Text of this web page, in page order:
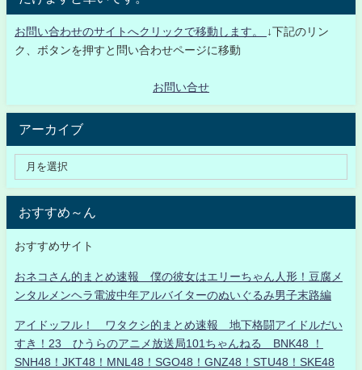
お問い合わせのサイトへクリックで移動します。
↓下記のリン
ク、ボタンを押すと問い合わせページに移動
お問い合せ
アーカイブ
おすすめ～ん
おすすめサイト
おネコさん的まとめ速報 僕の彼女はエリーちゃん人形！豆腐メ
ンタルメンヘラ電波中年アルバイターのぬいぐるみ男子末路編
アイドッフル！ ワタクシ的まとめ速報 地下格闘アイドルだい
すき！23 ひうらのアニメ放送局101ちゃんねる BNK48 ！
SNH48！JKT48！MNL48！SGO48！GNZ48！STU48！SKE48